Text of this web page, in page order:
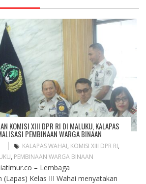
KOMISI XIII DPR RI DI MALUKU, KALAPAS
PEMBINAAN WARGA BINAAN
KALAPAS WAHAI, KOMISI XIII DPR RI,
, PEMBINAAN WARGA BINAAN
– Lembaga
(Lapas) Kelas III Wahai menyatakan